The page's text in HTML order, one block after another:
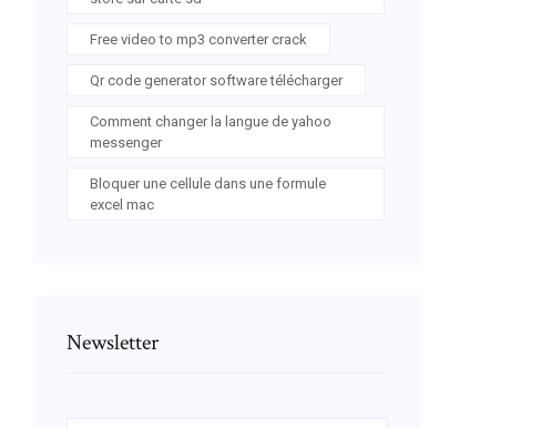
Free video to mp3 converter crack
Qr code generator software télécharger
Comment changer la langue de yahoo
messenger
Bloquer une cellule dans une formule
excel mac
Newsletter